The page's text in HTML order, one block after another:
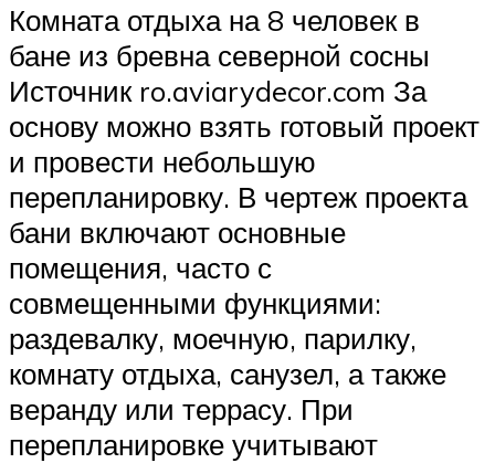
Комната отдыха на 8 человек в
бане из бревна северной сосны
Источник ro.aviarydecor.com За
основу можно взять готовый проект
и провести небольшую
перепланировку. В чертеж проекта
бани включают основные
помещения, часто с
совмещенными функциями:
раздевалку, моечную, парилку,
комнату отдыха, санузел, а также
веранду или террасу. При
перепланировке учитывают